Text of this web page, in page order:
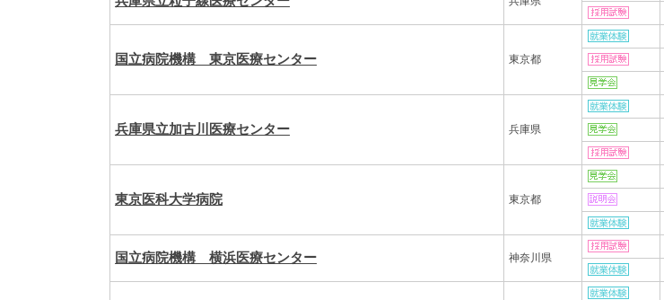
国立病院機構 東京医療センター 東京都
兵庫県立加古川医療センター 兵庫県
東京医科大学病院 東京都
国立病院機構 横浜医療センター 神奈川県